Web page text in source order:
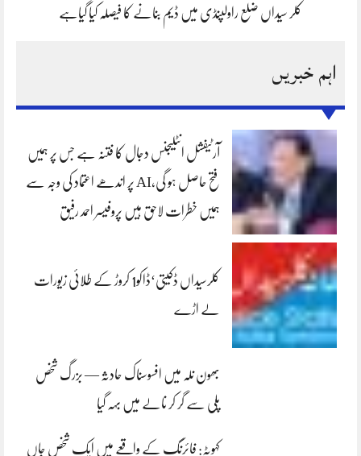
کلر سیداں ضلع راولپنڈی میں ڈیم بنانے کا فیصلہ کیا گیاہے
اہم خبریں
آرٹیفشل انٹلیجنس دجال کا فتنہ ہے جس پر ہمیں
فتح حاصل ہو گی،AI پر اندھے اعتماد کی وجہ سے
ہمیں خطرات لاحق ہیں پروفیسر احمد رفیق
کلرسیداں ڈکیتی‘ڈاکو1 کروڑ کے طلائی زیورات
لے اڑے
بھون نلہ میں افسوسناک حادثہ — بزرگ شخص
پلی سے گر کر نالے میں بہہ گیا
کہوٹہ: فائرنگ کے واقعے میں ایک شخص جاں